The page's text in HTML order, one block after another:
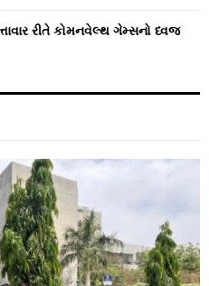
રીતે કોમનવેલ્થ ગેમ્સનો ધ્વજ